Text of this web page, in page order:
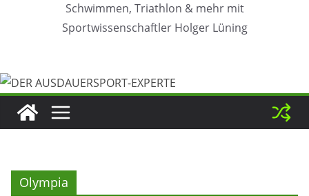
Schwimmen, Triathlon & mehr mit
Sportwissenschaftler Holger Lüning
Olympia